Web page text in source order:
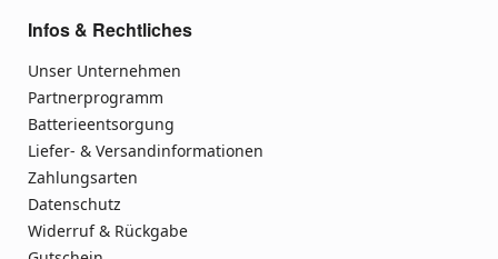
Infos & Rechtliches
Unser Unternehmen
Partnerprogramm
Batterieentsorgung
Liefer- & Versandinformationen
Zahlungsarten
Datenschutz
Widerruf & Rückgabe